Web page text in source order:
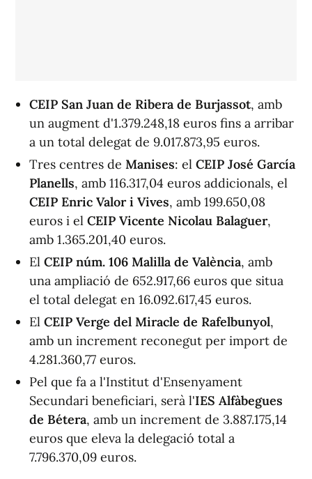
CEIP San Juan de Ribera de Burjassot, amb
un augment d'1.379.248,18 euros fins a arribar
a un total delegat de 9.017.873,95 euros.
Tres centres de Manises: el CEIP José García
Planells, amb 116.317,04 euros addicionals, el
CEIP Enric Valor i Vives, amb 199.650,08
euros i el CEIP Vicente Nicolau Balaguer,
amb 1.365.201,40 euros.
El CEIP núm. 106 Malilla de València, amb
una ampliació de 652.917,66 euros que situa
el total delegat en 16.092.617,45 euros.
El CEIP Verge del Miracle de Rafelbunyol,
amb un increment reconegut per import de
4.281.360,77 euros.
Pel que fa a l'Institut d'Ensenyament
Secundari beneficiari, serà l'IES Alfàbegues
de Bétera, amb un increment de 3.887.175,14
euros que eleva la delegació total a
7.796.370,09 euros.